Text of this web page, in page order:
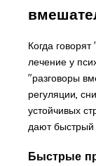
Когда
лечение у
"разговоры
регуляции,
устойчивых
дают быстрый
Быстрые